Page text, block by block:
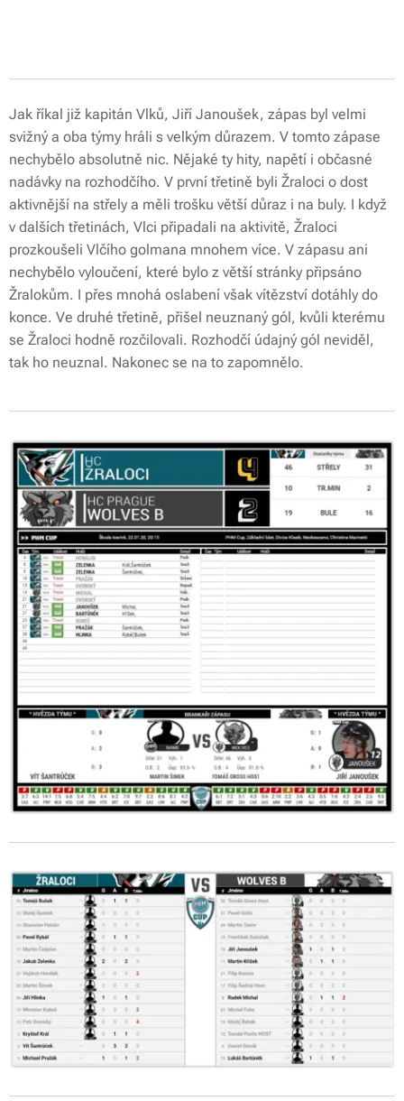
Jak říkal již kapitán Vlků, Jiří Janoušek, zápas byl velmi
svižný a oba týmy hráli s velkým důrazem. V tomto zápase
nechybělo absolutně nic. Nějaké ty hity, napětí i občasné
nadávky na rozhodčího. V první třetině byli Žraloci o dost
aktivnější na střely a měli trošku větší důraz i na buly. I když
v dalších třetinách, Vlci připadali na aktivitě, Žraloci
prozkoušeli Vlčího golmana mnohem více. V zápasu ani
nechybělo vyloučení, které bylo z větší stránky připsáno
Žralokům. I přes mnohá oslabení však vítězství dotáhly do
konce. Ve druhé třetině, přišel neuznaný gól, kvůli kterému
se Žraloci hodně rozčilovali. Rozhodčí údajný gól neviděl,
tak ho neuznal. Nakonec se na to zapomnělo.